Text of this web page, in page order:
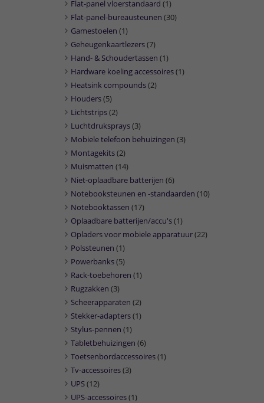
Flat-panel vloerstandaard (1)
Flat-panel-bureausteunen (30)
Gamestoelen (1)
Geheugenkaartlezers(7)
Hand- & Schoudertassen (1)
Hardware koeling accessoires(1)
Heatsink compounds(2)
Houders(5)
Lichtstrips(2)
Luchtdruksprays(3)
Mobiele telefoon behuizingen (3)
Montagekits(2)
Muismatten (14)
Niet-oplaadbare batterijen (6)
Notebooksteunen en -standaarden (10)
Notebooktassen (17)
Oplaadbare batterijen/accu's(1)
Opladers voor mobiele apparatuur(22)
Polssteunen (1)
Powerbanks(5)
Rack-toebehoren (1)
Rugzakken (3)
Scheerapparaten (2)
Stekker-adapters(1)
Stylus-pennen (1)
Tabletbehuizingen (6)
Toetsenbordaccessoires(1)
Tv-accessoires(3)
UPS(12)
UPS-accessoires(1)